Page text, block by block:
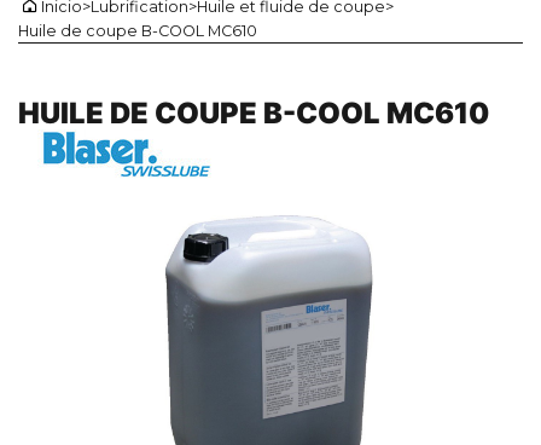
Inicio>Lubrification>Huile et fluide de coupe>
Huile de coupe B-COOL MC610
HUILE DE COUPE B-COOL MC610